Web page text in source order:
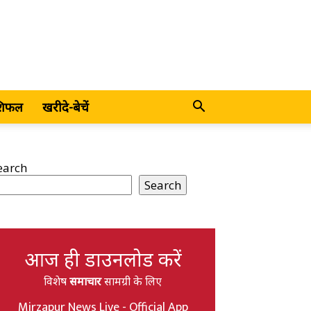
खरीदे-बेचें
Search
आज ही डाउनलोड करें
विशेषसमाचारसामग्री के लिए